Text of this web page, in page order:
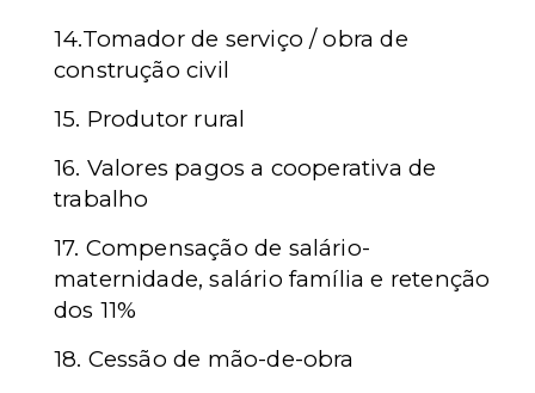
14.Tomador de serviço / obra de
construção civil
15. Produtor rural
16. Valores pagos a cooperativa de
trabalho
17. Compensação de salário-
maternidade, salário família e retenção
dos 11%
18. Cessão de mão-de-obra